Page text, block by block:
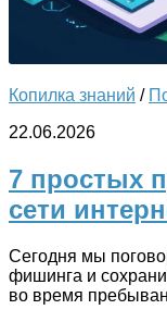
Копилка знаний /
22.06.2026
7 простых
сети
Сегодня мы
фишинга и
во время